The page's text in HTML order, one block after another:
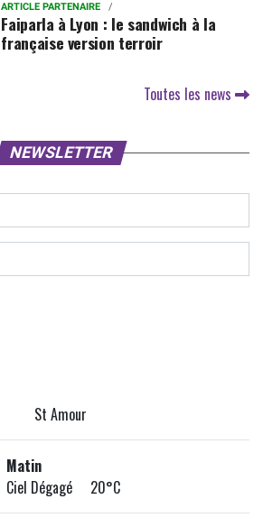
ARTICLE PARTENAIRE
Faiparla à Lyon : le sandwich à la
française version terroir
Toutes les news
NEWSLETTER
St Amour
Matin
Ciel Dégagé 20°C